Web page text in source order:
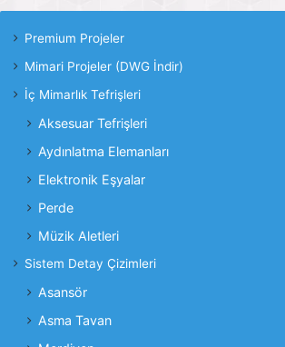
Premium Projeler
Mimari Projeler (DWG İndir)
İç Mimarlık Tefrişleri
Aksesuar Tefrişleri
Aydınlatma Elemanları
Elektronik Eşyalar
Perde
Müzik Aletleri
Sistem Detay Çizimleri
Asansör
Asma Tavan